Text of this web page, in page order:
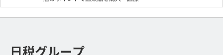
日税グループ